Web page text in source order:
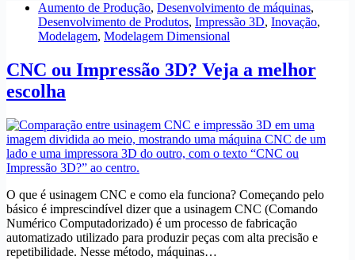
Aumento de Produção, Desenvolvimento de máquinas,
Desenvolvimento de Produtos, Impressão 3D, Inovação,
Modelagem, Modelagem Dimensional
CNC ou Impressão 3D? Veja a melhor
escolha
O que é usinagem CNC e como ela funciona? Começando pelo
básico é imprescindível dizer que a usinagem CNC (Comando
Numérico Computadorizado) é um processo de fabricação
automatizado utilizado para produzir peças com alta precisão e
repetibilidade. Nesse método, máquinas…